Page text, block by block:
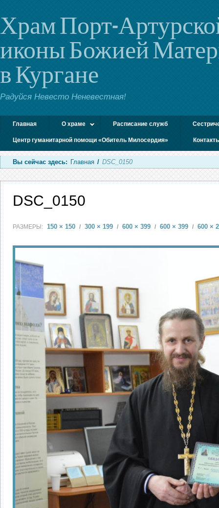
Храм Порт-
иконы Божией
в Кургане
Радуйся Невесто Неневестная!
Главная О храме Расписание служб
Центр гуманитарной помощи «Обитель Милосердия»
Вы сейчас здесь: Главная / DSC_0150
DSC_0150
РАЗМЕРЫ: 150 × 150 / 300 × 199 / 600 × 399 / 600 × 399 / 600 ×